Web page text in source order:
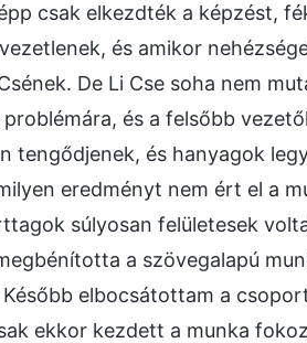
csak elkezdték a képzést,
és amikor
De Li Cse soha nem
és a felsőbb
tengődjenek, és hanyagok
eredményt nem ért el a
súlyosan felületesek
a szövegalapú
elbocsátottam a
ekkor kezdett a munka